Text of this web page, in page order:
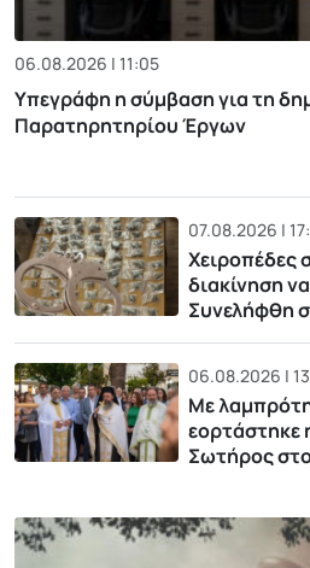
06.08.2026 | 11:05
Υπεγράφη η σύμβαση για τη
Παρατηρητηρίου Έργων
07.08.2026 |
Χειροπέδες
διακίνηση
Συνελήφθη
06.08.2026 |
Με
Σωτήρος